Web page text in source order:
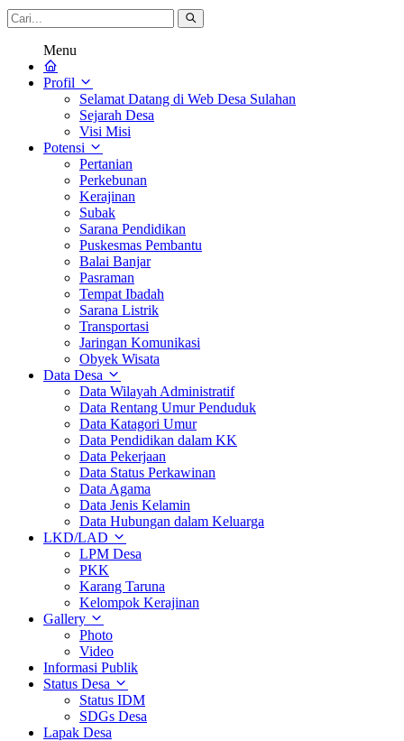
Menu
Profil
Selamat Datang di Web Desa Sulahan
Sejarah Desa
Visi Misi
Potensi
Pertanian
Perkebunan
Kerajinan
Subak
Sarana Pendidikan
Puskesmas Pembantu
Balai Banjar
Pasraman
Tempat Ibadah
Sarana Listrik
Transportasi
Jaringan Komunikasi
Obyek Wisata
Data Desa
Data Wilayah Administratif
Data Rentang Umur Penduduk
Data Katagori Umur
Data Pendidikan dalam KK
Data Pekerjaan
Data Status Perkawinan
Data Agama
Data Jenis Kelamin
Data Hubungan dalam Keluarga
LKD/LAD
LPM Desa
PKK
Karang Taruna
Kelompok Kerajinan
Gallery
Photo
Video
Informasi Publik
Status Desa
Status IDM
SDGs Desa
Lapak Desa